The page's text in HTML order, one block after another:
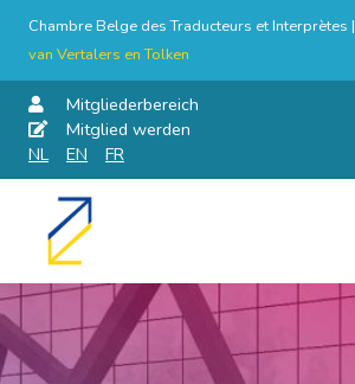
Chambre Belge des Traducteurs et Interprètes |
van Vertalers en Tolken
Mitgliederbereich
Mitglied werden
NL
EN FR
Skip
content